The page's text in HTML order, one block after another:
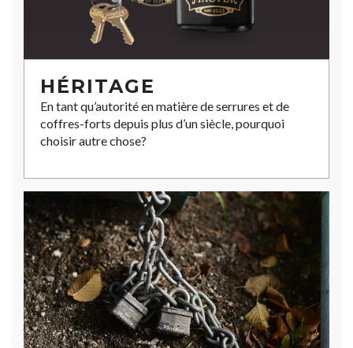
HÉRITAGE
En tant qu’autorité en matière de serrures et de
coffres-forts depuis plus d’un siècle, pourquoi
choisir autre chose?